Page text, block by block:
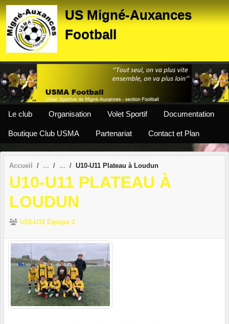
US Migné-Auxances
Football
Le club Organisation Volet Sportif Documentation
Boutique Club USMA Partenariat Contact et Plan
Accueil U10-U11 Plateau à Loudun
U10-U11 PLATEAU À
LOUDUN
U10-U11 Equipe 1
Panneau de gestion des cookies